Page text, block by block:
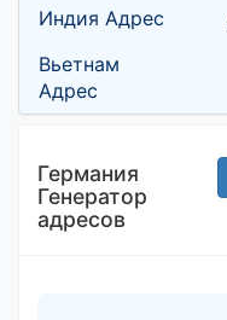
Индия Адрес
Вьетнам
Адрес
Германия
Генератор
адресов